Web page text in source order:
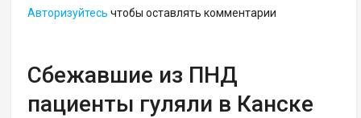
Авторизуйтесь чтобы оставлять комментарии
Сбежавшие из ПНД
пациенты гуляли в Канске